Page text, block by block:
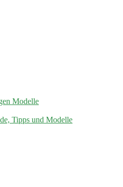
Modelle
Tipps und Modelle